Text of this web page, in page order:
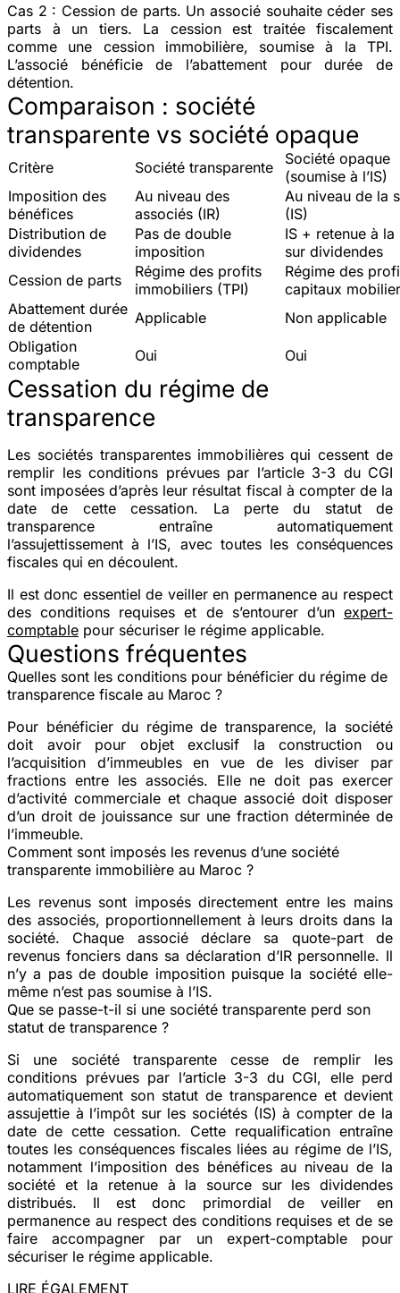
Cas 2 : Cession de parts. Un associé souhaite céder ses
parts à un tiers. La cession est traitée fiscalement
comme une cession immobilière, soumise à la TPI.
L’associé bénéficie de l’abattement pour durée de
détention.
Comparaison : société
transparente vs société opaque
Critère Société transparente
Société opaque
(soumise à l’IS)
Imposition des
bénéfices
Au niveau des
associés (IR)
Au niveau de la
(IS)
Distribution de
dividendes
Pas de double
imposition
IS + retenue à la
sur dividendes
Cession de parts
Régime des profits
immobiliers (TPI)
Régime des
capitaux
Abattement durée
de détention
Applicable
Non applicable
Obligation
comptable
Oui Oui
Cessation du régime de
transparence
Les sociétés transparentes immobilières qui cessent de
remplir les conditions prévues par l’article 3-3 du CGI
sont imposées d’après leur résultat fiscal à compter de la
date de cette cessation. La perte du statut de
transparence entraîne automatiquement
l’assujettissement à l’IS, avec toutes les conséquences
fiscales qui en découlent.
Il est donc essentiel de veiller en permanence au respect
des conditions requises et de s’entourer d’un expert-
comptable pour sécuriser le régime applicable.
Questions fréquentes
Quelles sont les conditions pour bénéficier du régime de
transparence fiscale au Maroc ?
Pour bénéficier du régime de transparence, la société
doit avoir pour objet exclusif la construction ou
l’acquisition d’immeubles en vue de les diviser par
fractions entre les associés. Elle ne doit pas exercer
d’activité commerciale et chaque associé doit disposer
d’un droit de jouissance sur une fraction déterminée de
l’immeuble.
Comment sont imposés les revenus d’une société
transparente immobilière au Maroc ?
Les revenus sont imposés directement entre les mains
des associés, proportionnellement à leurs droits dans la
société. Chaque associé déclare sa quote-part de
revenus fonciers dans sa déclaration d’IR personnelle. Il
n’y a pas de double imposition puisque la société elle-
même n’est pas soumise à l’IS.
Que se passe-t-il si une société transparente perd son
statut de transparence ?
Si une société transparente cesse de remplir les
conditions prévues par l’article 3-3 du CGI, elle perd
automatiquement son statut de transparence et devient
assujettie à l’impôt sur les sociétés (IS) à compter de la
date de cette cessation. Cette requalification entraîne
toutes les conséquences fiscales liées au régime de l’IS,
notamment l’imposition des bénéfices au niveau de la
société et la retenue à la source sur les dividendes
distribués. Il est donc primordial de veiller en
permanence au respect des conditions requises et de se
faire accompagner par un expert-comptable pour
sécuriser le régime applicable.
LIRE ÉGALEMENT